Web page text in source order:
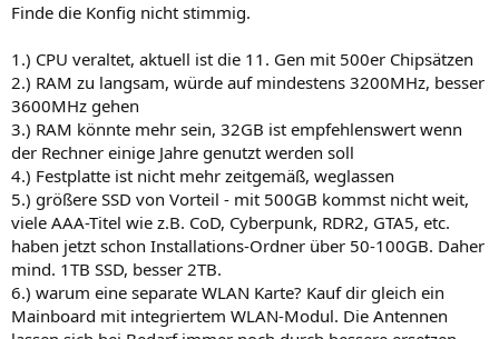
:
Finde die Konfig nicht stimmig.
1.) CPU veraltet, aktuell ist die 11. Gen mit 500er Chipsätzen
2.) RAM zu langsam, würde auf mindestens 3200MHz, besser
3600MHz gehen
3.) RAM könnte mehr sein, 32GB ist empfehlenswert wenn
der Rechner einige Jahre genutzt werden soll
4.) Festplatte ist nicht mehr zeitgemäß, weglassen
5.) größere SSD von Vorteil - mit 500GB kommst nicht weit,
viele AAA-Titel wie z.B. CoD, Cyberpunk, RDR2, GTA5, etc.
haben jetzt schon Installations-Ordner über 50-100GB. Daher
mind. 1TB SSD, besser 2TB.
6.) warum eine separate WLAN Karte? Kauf dir gleich ein
Mainboard mit integriertem WLAN-Modul. Die Antennen